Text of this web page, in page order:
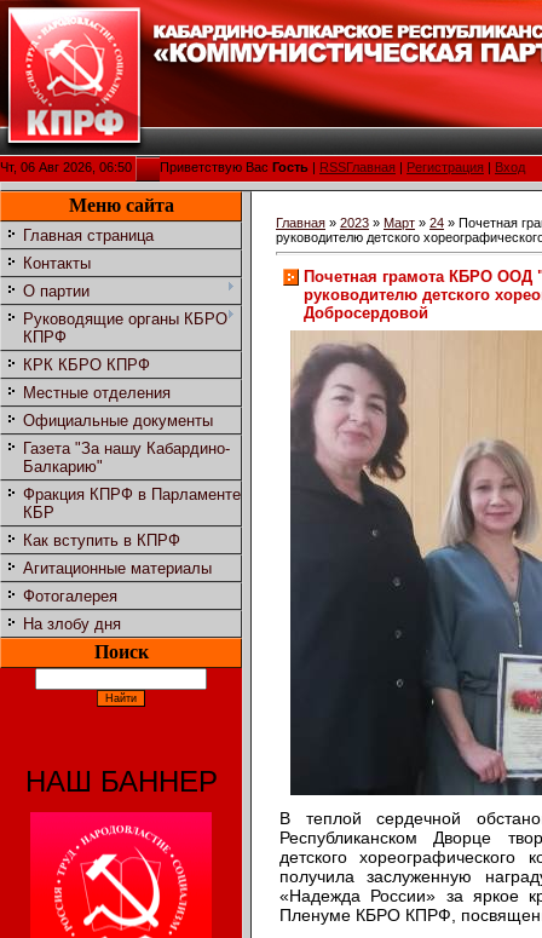
Чт, 06 Авг 2026, 06:50 Приветствую Вас Гость RSSГлавная Регистрация Вход
Меню сайта
Главная страница
Контакты
О партии
Руководящие органы КБРО
КПРФ
КРК КБРО КПРФ
Местные отделения
Официальные документы
Газета "За нашу Кабардино-
Балкарию"
Фракция КПРФ в Парламенте
КБР
Как вступить в КПРФ
Агитационные материалы
Фотогалерея
На злобу дня
Поиск
НАШ БАННЕР
Главная » 2023 » Март » 24 » Почетная
руководителю детского
Почетная грамота КБРО
руководителю детского
Добросердовой
В теплой сердечной
Республиканском Дворце
детского хореографического
получила заслуженную
«Надежда России» за яркое
Пленуме КБРО КПРФ,